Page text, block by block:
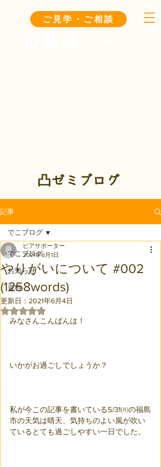
ご見学・ご相談
凸ゼミブログ
記事
でこブログ
お知らせ
資料
でこブログ
やりがいについて #002
(1258words)
ピアサポーター
2021年6月1日
更新日： 2021年6月4日
5つ星のうちNaNと評価されています。
みなさんこんばんは！
いかがお過ごしでしょうか？
私が今この記事を書いている5/31㈪の福島
市の天気は晴天、気持ちのよい風が吹い
ているとても過ごしやすい一日でした。